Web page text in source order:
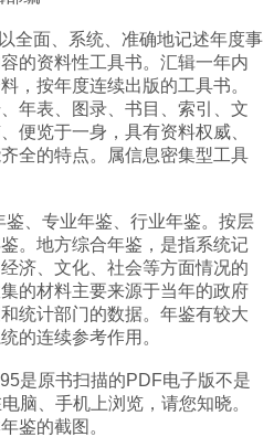
全面、系统、准确地记述年度事
的资料性工具书。汇辑一年内
，按年度连续出版的工具书。
年表、图录、书目、索引、文
便览于一身，具有资料权威、
全的特点。属信息密集型工具
鉴、专业年鉴、行业年鉴。按层
。地方综合年鉴，是指系统记
济、文化、社会等方面情况的
的材料主要来源于当年的政府
统计部门的数据。年鉴有较大
的连续参考作用。
是原书扫描的PDF电子版不是
脑、手机上浏览，请您知晓。
鉴的截图。